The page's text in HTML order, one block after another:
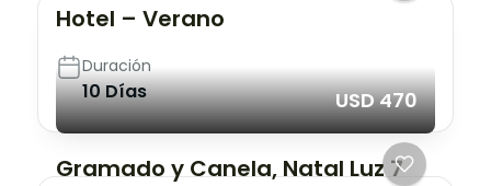
Hotel – Verano
Duración
10 Días USD 470
Gramado y Canela, Natal Luz 7